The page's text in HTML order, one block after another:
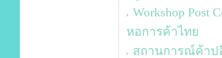
Workshop Post
หอการค้าไทย
สถานการณ์ค้าป